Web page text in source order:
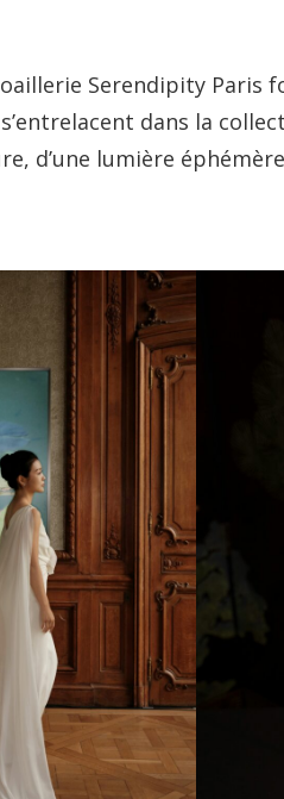
Serendipity Paris
dans la
d’une lumière